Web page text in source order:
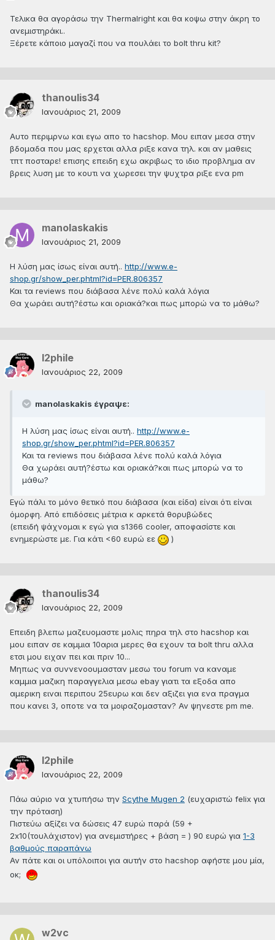
Τελικα θα αγοράσω την Τhermalright και θα κοψω στην άκρη το
ανεμιστηράκι..
Ξέρετε κάποιο μαγαζί που να πουλάει το bolt thru kit?
thanoulis34
Ιανουάριος 21, 2009
Αυτο περιμρνω και εγω απο το hacshop. Μου ειπαν μεσα στην
βδομαδα που μας ερχεται αλλα ριξε κανα τηλ. και αν μαθεις
τπτ ποσταρε! επισης επειδη εχω ακριβως το ιδιο προβλημα αν
βρεις λυση με το κουτι να χωρεσει την ψυχτρα ριξε ενα pm
manolaskakis
Ιανουάριος 21, 2009
Η λύση μας ίσως είναι αυτή.. http://www.e-
shop.gr/show_per.phtml?id=PER.806357
Και τα reviews που διάβασα λένε πολύ καλά λόγια
Θα χωράει αυτή?έστω και οριακά?και πως μπορώ να το μάθω?
l2phile
Ιανουάριος 22, 2009
manolaskakis έγραψε:
Η λύση μας ίσως είναι αυτή.. http://www.e-
shop.gr/show_per.phtml?id=PER.806357
Και τα reviews που διάβασα λένε πολύ καλά λόγια
Θα χωράει αυτή?έστω και οριακά?και πως μπορώ να το
μάθω?
Εγώ πάλι το μόνο θετικό που διάβασα (και είδα) είναι ότι είναι
όμορφη. Από επιδόσεις μέτρια κ αρκετά θορυβώδες
(επειδή ψάχνομαι κ εγώ για s1366 cooler, αποφασίστε και
ενημερώστε με. Για κάτι <60 ευρώ εε
)
thanoulis34
Ιανουάριος 22, 2009
Επειδη βλεπω μαζευομαστε μολις πηρα τηλ στο hacshop και
μου ειπαν σε καμμια 10αρια μερες θα εχουν τα bolt thru αλλα
ετσι μου ειχαν πει και πριν 10...
Μηπως να συννενοουμασταν μεσω του forum να καναμε
καμμια μαζικη παραγγελια μεσω ebay γιατι τα εξοδα απο
αμερικη ειναι περιπου 25ευρω και δεν αξιζει για ενα πραγμα
που κανει 3, οποτε να τα μοιραζομασταν? Αν ψηνεστε pm me.
l2phile
Ιανουάριος 22, 2009
Πάω αύριο να χτυπήσω την Scythe Mugen 2 (ευχαριστώ felix για
την πρόταση)
Πιστεύω αξίζει να δώσεις 47 ευρώ παρά (59 +
2x10(τουλάχιστον) για ανεμιστήρες + βάση = ) 90 ευρώ για 1-3
βαθμούς παραπάνω
Αν πάτε και οι υπόλοιποι για αυτήν στο hacshop αφήστε μου μία,
οκ;
w2vc